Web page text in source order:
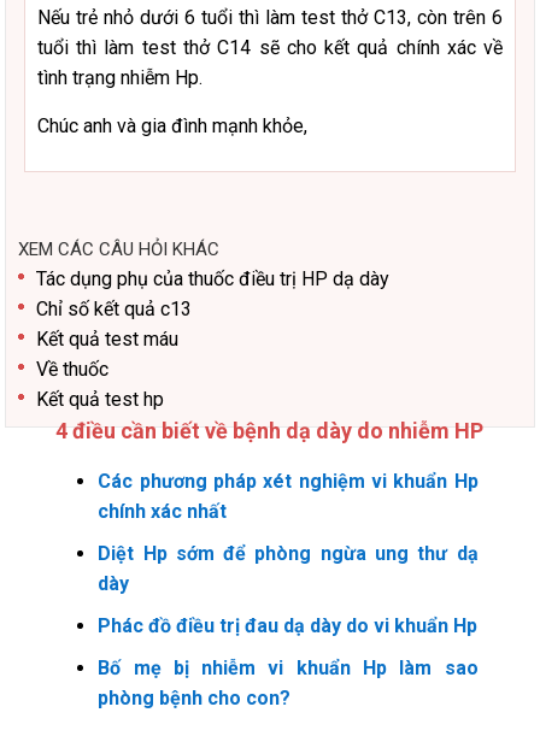
Nếu trẻ nhỏ dưới 6 tuổi thì làm test thở C13, còn trên 6
tuổi thì làm test thở C14 sẽ cho kết quả chính xác về
tình trạng nhiễm Hp.
Chúc anh và gia đình mạnh khỏe,
XEM CÁC CÂU HỎI KHÁC
Tác dụng phụ của thuốc điều trị HP dạ dày
Chỉ số kết quả c13
Kết quả test máu
Về thuốc
Kết quả test hp
4 điều cần biết về bệnh dạ dày do nhiễm HP
Các phương pháp xét nghiệm vi khuẩn Hp
chính xác nhất
Diệt Hp sớm để phòng ngừa ung thư dạ
dày
Phác đồ điều trị đau dạ dày do vi khuẩn Hp
Bố mẹ bị nhiễm vi khuẩn Hp làm sao
phòng bệnh cho con?